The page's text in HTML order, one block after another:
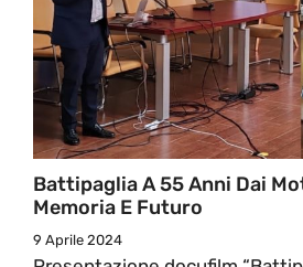
Battipaglia A 55 Anni Dai
Memoria E Futuro
9 Aprile 2024